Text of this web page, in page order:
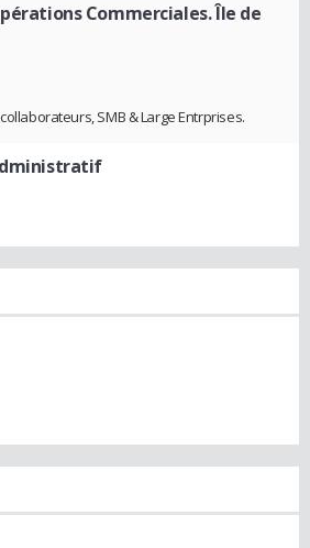
Commerciales. Île de
SMB & Large Entrprises.